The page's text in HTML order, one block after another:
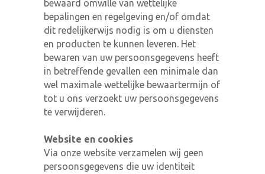
bewaard omwille van wettelijke
bepalingen en regelgeving en/of omdat
dit redelijkerwijs nodig is om u diensten
en producten te kunnen leveren. Het
bewaren van uw persoonsgegevens heeft
in betreffende gevallen een minimale dan
wel maximale wettelijke bewaartermijn of
tot u ons verzoekt uw persoonsgegevens
te verwijderen.
Website en cookies
Via onze website verzamelen wij geen
persoonsgegevens die uw identiteit